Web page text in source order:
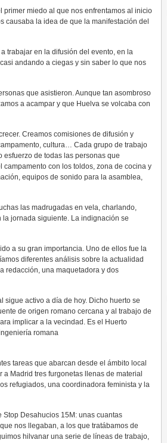
miedo al que nos enfrentamos al inicio
causaba la idea de que la manifestación del
trabajar en la difusión del evento, en la
andando a ciegas y sin saber lo que nos
que asistieron. Aunque tan asombroso
a acampar y que Huelva se volcaba con
Creamos comisiones de difusión y
cultura… Cada grupo de trabajo
esfuerzo de todas las personas que
con los toldos, zona de cocina y
equipos de sonido para la asamblea,
las madrugadas en vela, charlando,
jornada siguiente. La indignación se
a su gran importancia. Uno de ellos fue la
diferentes análisis sobre la actualidad
redacción, una maquetadora y dos
sigue activo a día de hoy. Dicho huerto se
de origen romano cercana y al trabajo de
implicar a la vecindad. Es el Huerto
romana
tareas que abarcan desde el ámbito local
Madrid tres furgonetas llenas de material
refugiados, una coordinadora feminista y la
Stop Desahucios 15M: unas cuantas
nos llegaban, a los que tratábamos de
hilvanar una serie de líneas de trabajo,